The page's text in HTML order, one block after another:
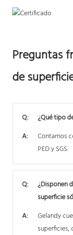
Preguntas
de
Q:
¿Qué tipo
A:
Contamos
PED y SGS.
Q:
¿Disponen
superficie
A:
Gelandy
superficies,